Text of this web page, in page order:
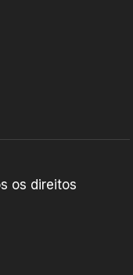
os direitos